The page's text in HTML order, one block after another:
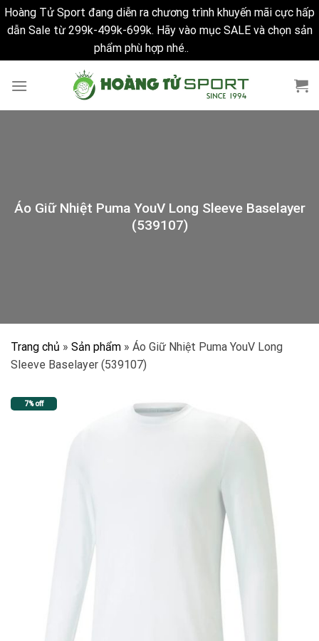
Hoàng Tử Sport đang diễn ra chương trình khuyến mãi cực hấp
dẫn Sale từ 299k-499k-699k. Hãy vào mục SALE và chọn sản
phẩm phù hợp nhé..
Áo Giữ Nhiệt Puma YouV Long Sleeve Baselayer
(539107)
Trang chủ » Sản phẩm » Áo Giữ Nhiệt Puma YouV Long
Sleeve Baselayer (539107)
7% off